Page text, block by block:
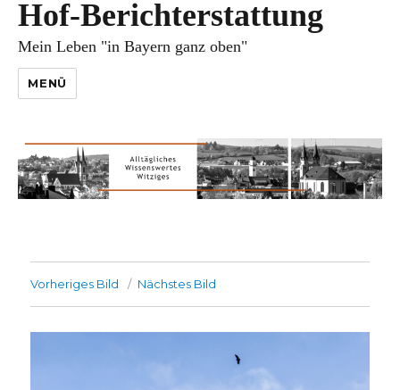
Hof-Berichterstattung
Mein Leben "in Bayern ganz oben"
MENÜ
Vorheriges Bild Nächstes Bild